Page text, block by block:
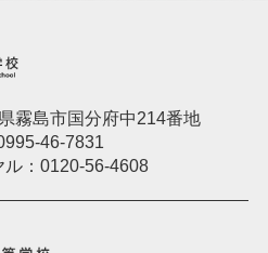
霧島市国分府中214番地
46-7831
ル：0120-56-4608